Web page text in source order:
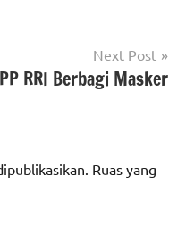
Next Post
RRI Berbagi Masker
Ruas yang